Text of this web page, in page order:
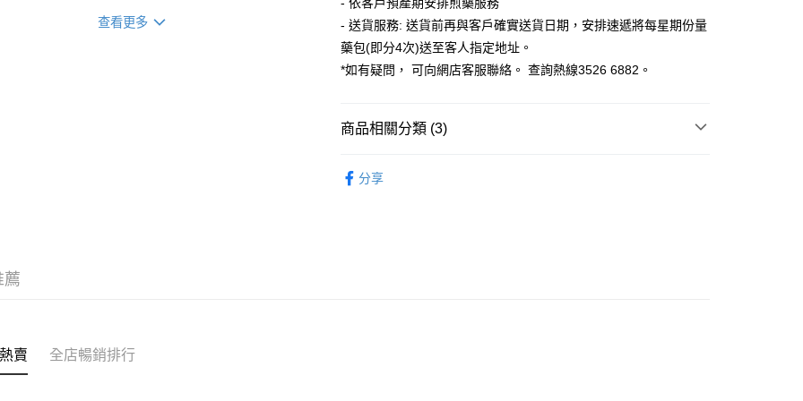
查看更多
每筆HK$50.00，滿HK$300.00或以上免運費
- 送貨服務: 送貨前再與客戶確實送貨日期，安排速遞將每星期份量
藥包(即分4次)送至客人指定地址。
*如有疑問， 可向網店客服聯絡。 查詢熱線3526 6882。
商品相關分類 (3)
分享
薦
賣 全店暢銷排行